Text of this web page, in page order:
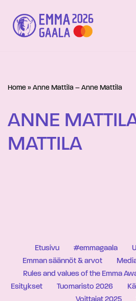
Siirry
suoraan
Home » Anne Mattila – Anne Mattila
ANNE
MATTILA
Etusivu #emmagaala
Emman säännöt & arvot
Rules and values of the Emma
Esitykset
Tuomaristo 2026